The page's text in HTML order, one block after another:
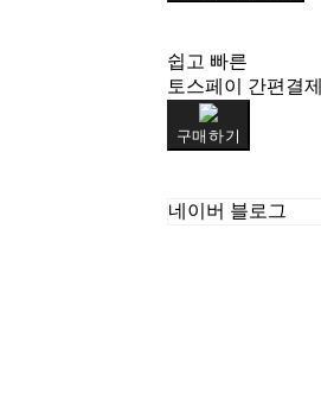
쉽고 빠른
토스페이 간편결제
구매하기
네이버 블로그